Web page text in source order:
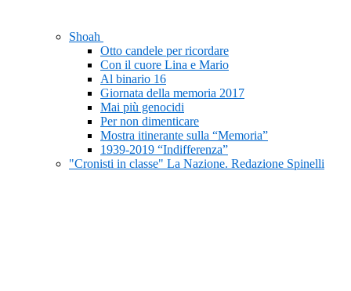
Shoah
Otto candele per ricordare
Con il cuore Lina e Mario
Al binario 16
Giornata della memoria 2017
Mai più genocidi
Per non dimenticare
Mostra itinerante sulla “Memoria”
1939-2019 “Indifferenza”
"Cronisti in classe" La Nazione. Redazione Spinelli